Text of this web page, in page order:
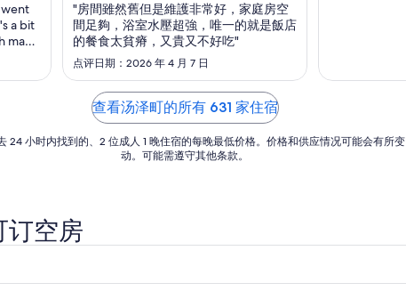
went
a bit
many
的
每
格
总
价
$69
"房間雖然舊但是維護非常好，家庭房空
間足夠，浴室水壓超強，唯一的就是飯店
的餐食太貧瘠，又貴又不好吃"
点评日期：2026 年 4 月 7 日
查看汤泽町的所有 631 家住宿
24 小时内找到的、2 位成人 1 晚住宿的每晚最低价格。价格和供应情况可能会有所变
动。可能需遵守其他条款。
订空房